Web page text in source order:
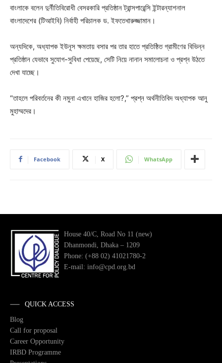
বাংলাকে বলেন দুর্নীতিবিরোধী বেসরকারি প্রতিষ্ঠান ট্রান্সপারেন্সি ইন্টারন্যাশনাল
বাংলাদেশের (টিআইবি) নির্বাহী পরিচালক ড. ইফতেখারুজ্জামান।
অন্যদিকে, অধ্যাপক ইউনূস ক্ষমতায় বসার পর তার হাতে প্রতিষ্ঠিত গ্রামীণের বিভিন্ন
প্রতিষ্ঠান যেভাবে সুযোগ-সুবিধা পেয়েছে, সেটি নিয়ে নানান সমালোচনা ও প্রশ্ন উঠতে
দেখা যাচ্ছে।
“তাহলে পরিবর্তনের কী নমুনা এখানে হাজির হলো?,” প্রশ্ন অর্থনীতিবিদ অধ্যাপক আনু
মুহাম্মদের।
Facebook X WhatsApp
House 40/C, Road No 11 (new)
Dhanmondi, Dhaka – 1209
Phone: (+88 02) 41021780-2
E-mail: info@cpd.org.bd
QUICK ACCESS
Blog
Call for proposal
Career Opportunity
IRBD Programme